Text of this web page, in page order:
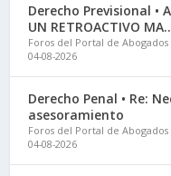
Derecho Previsional •
UN RETROACTIVO
Foros del Portal de Abogados
04-08-2026
Derecho Penal • Re:
asesoramiento
Foros del Portal de Abogados
04-08-2026